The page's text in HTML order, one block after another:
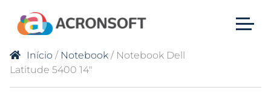
Início / Notebook / Notebook Dell
Latitude 5400 14″